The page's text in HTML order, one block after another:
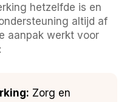
hetzelfde is en
altijd af
aanpak werkt voor
Zorg en